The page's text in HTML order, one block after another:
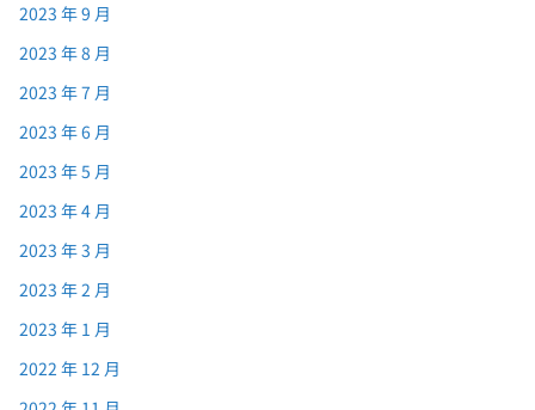
2023 年 9 月
2023 年 8 月
2023 年 7 月
2023 年 6 月
2023 年 5 月
2023 年 4 月
2023 年 3 月
2023 年 2 月
2023 年 1 月
2022 年 12 月